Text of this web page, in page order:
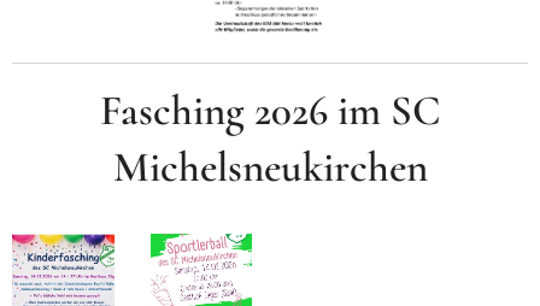
Fasching 2026 im SC
Michelsneukirchen